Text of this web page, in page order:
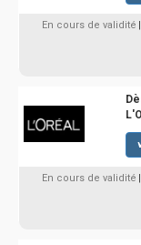
En cours de validité
En cours de validité